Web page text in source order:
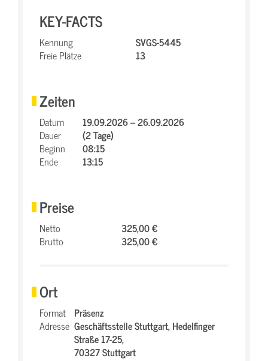
KEY-FACTS
Kennung
SVGS-5445
Freie Plätze
13
Zeiten
Datum
19.09.2026 – 26.09.2026
Dauer
(2 Tage)
Beginn
08:15
Ende
13:15
Preise
Netto
325,00 €
Brutto
325,00 €
Ort
Format Präsenz
Adresse Geschäftsstelle Stuttgart,Hedelfinger
Straße 17-25,
70327 Stuttgart